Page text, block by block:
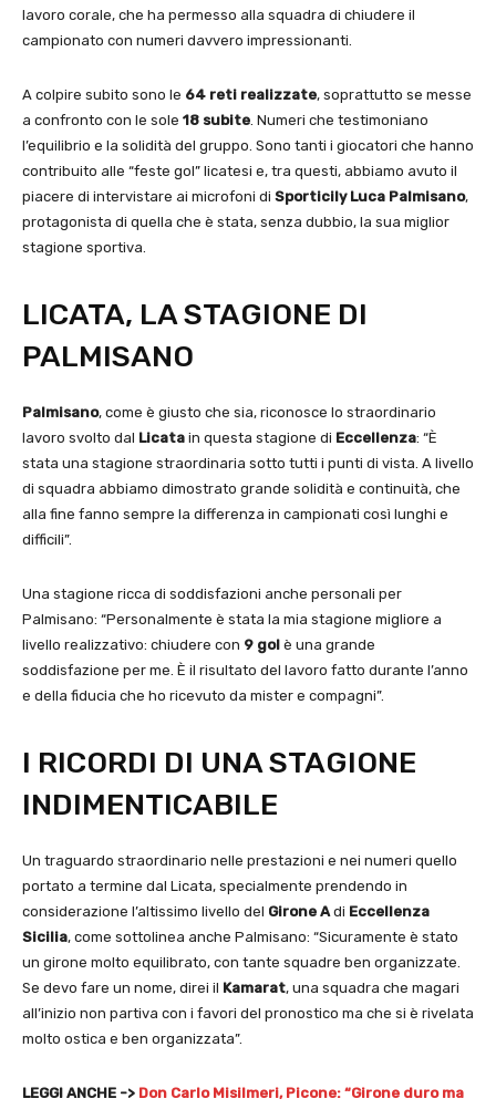
lavoro corale, che ha permesso alla squadra di chiudere il
campionato con numeri davvero impressionanti.
A colpire subito sono le 64 reti realizzate, soprattutto se messe
a confronto con le sole 18 subite. Numeri che testimoniano
l’equilibrio e la solidità del gruppo. Sono tanti i giocatori che hanno
contribuito alle “feste gol” licatesi e, tra questi, abbiamo avuto il
piacere di intervistare ai microfoni di Sporticily Luca Palmisano,
protagonista di quella che è stata, senza dubbio, la sua miglior
stagione sportiva.
LICATA, LA STAGIONE DI
PALMISANO
Palmisano, come è giusto che sia, riconosce lo straordinario
lavoro svolto dal Licata in questa stagione di Eccellenza: “È
stata una stagione straordinaria sotto tutti i punti di vista. A livello
di squadra abbiamo dimostrato grande solidità e continuità, che
alla fine fanno sempre la differenza in campionati così lunghi e
difficili”.
Una stagione ricca di soddisfazioni anche personali per
Palmisano: “Personalmente è stata la mia stagione migliore a
livello realizzativo: chiudere con 9 gol è una grande
soddisfazione per me. È il risultato del lavoro fatto durante l’anno
e della fiducia che ho ricevuto da mister e compagni”.
I RICORDI DI UNA STAGIONE
INDIMENTICABILE
Un traguardo straordinario nelle prestazioni e nei numeri quello
portato a termine dal Licata, specialmente prendendo in
considerazione l’altissimo livello del Girone Adi Eccellenza
Sicilia, come sottolinea anche Palmisano: “Sicuramente è stato
un girone molto equilibrato, con tante squadre ben organizzate.
Se devo fare un nome, direi il Kamarat, una squadra che magari
all’inizio non partiva con i favori del pronostico ma che si è rivelata
molto ostica e ben organizzata”.
LEGGI ANCHE -> Don Carlo Misilmeri, Picone: “Girone duro ma